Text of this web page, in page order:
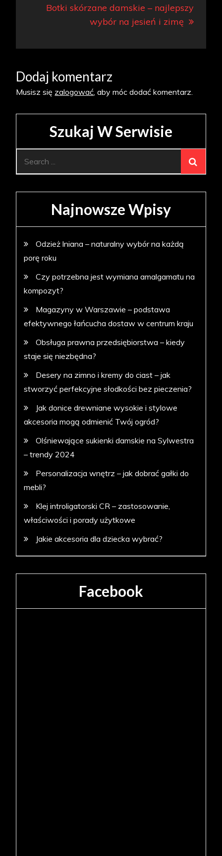
Botki skórzane damskie – najlepszy
wybór na jesień i zimę
Dodaj komentarz
Musisz się zalogować, aby móc dodać komentarz.
Szukaj W Serwisie
Najnowsze Wpisy
Odzież lniana – naturalny wybór na każdą
porę roku
Czy potrzebna jest wymiana amalgamatu na
kompozyt?
Magazyny w Warszawie – podstawa
efektywnego łańcucha dostaw w centrum kraju
Obsługa prawna przedsiębiorstwa – kiedy
staje się niezbędna?
Desery na zimno i kremy do ciast – jak
stworzyć perfekcyjne słodkości bez pieczenia?
Jak donice drewniane wysokie i stylowe
akcesoria mogą odmienić Twój ogród?
Olśniewające sukienki damskie na Sylwestra
– trendy 2024
Personalizacja wnętrz – jak dobrać gałki do
mebli?
Klej introligatorski CR – zastosowanie,
właściwości i porady użytkowe
Jakie akcesoria dla dziecka wybrać?
Facebook